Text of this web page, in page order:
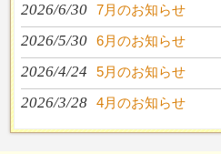
2026/6/30 7月のお知らせ
2026/5/30 6月のお知らせ
2026/4/24 5月のお知らせ
2026/3/28 4月のお知らせ